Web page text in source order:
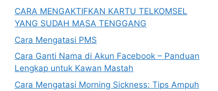
CARA MENGAKTIFKAN KARTU TELKOMSEL
YANG SUDAH MASA TENGGANG
Cara Mengatasi PMS
Cara Ganti Nama di Akun Facebook – Panduan
Lengkap untuk Kawan Mastah
Cara Mengatasi Morning Sickness: Tips Ampuh